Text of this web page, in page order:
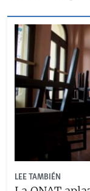
LEE TAMBIÉN